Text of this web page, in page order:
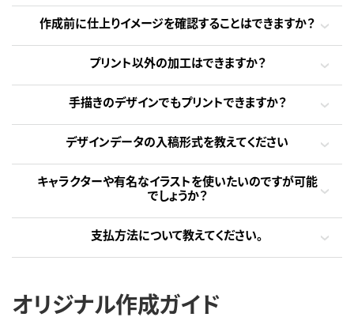
作成前に仕上りイメージを確認することはできますか？
プリント以外の加工はできますか？
手描きのデザインでもプリントできますか？
デザインデータの入稿形式を教えてください
キャラクターや有名なイラストを使いたいのですが可能
でしょうか？
支払方法について教えてください。
オリジナル作成ガイド